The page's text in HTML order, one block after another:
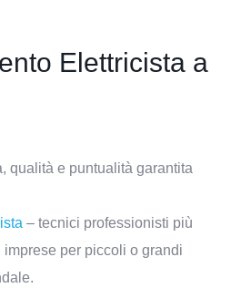
Elettricista a
qualità e puntualità garantita
– tecnici professionisti più
per piccoli o grandi